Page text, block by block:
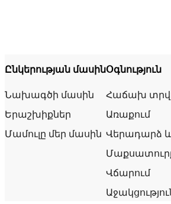
Ընկերության մասին
Նախագծի մասին
Երաշխիքներ
Մամուլը մեր մասին
Օգնություն
Հաճախ
Առաքում
Վերադարձ և
Վճարում